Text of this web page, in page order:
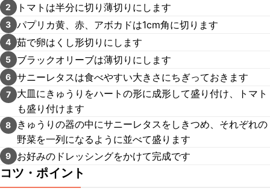
2 トマトは半分に切り薄切りにします
3 パプリカ黄、赤、アボカドは1cm角に切ります
4 茹で卵はくし形切りにします
5 ブラックオリーブは薄切りにします
6 サニーレタスは食べやすい大きさにちぎっておきます
7
大皿にきゅうりをハートの形に成形して盛り付け、トマト
も盛り付けます
8
きゅうりの器の中にサニーレタスをしきつめ、それぞれの
野菜を一列になるように並べて盛ります
9 お好みのドレッシングをかけて完成です
コツ・ポイント